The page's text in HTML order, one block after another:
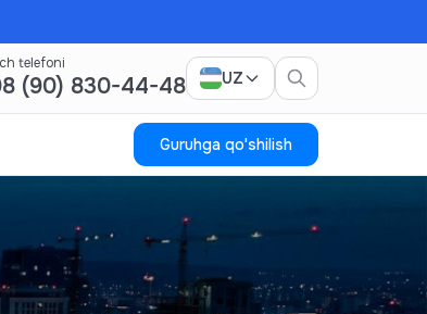
telefoni
(90) 830-44-48 UZ
Guruhga qo'shilish